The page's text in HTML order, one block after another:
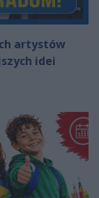
artystów
idei